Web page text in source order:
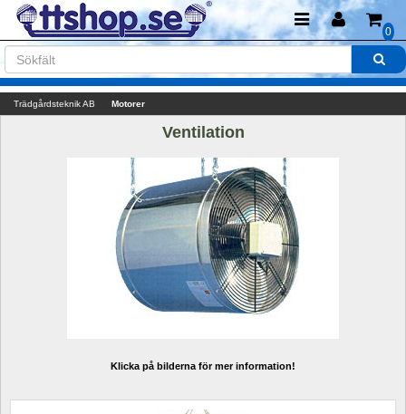
0
Trädgårdsteknik AB Motorer
Ventilation
Klicka på bilderna för mer information!